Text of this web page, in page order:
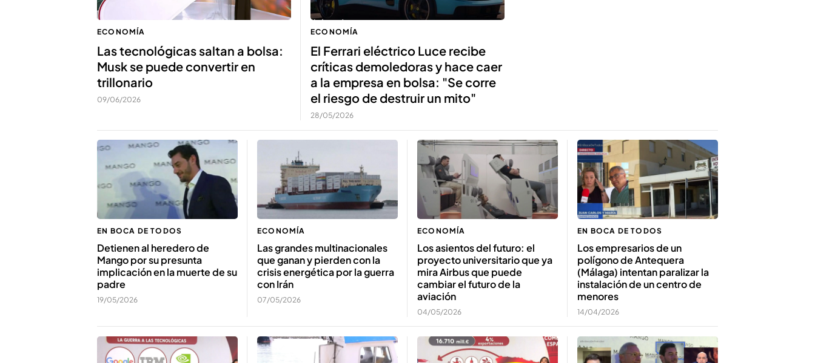
ECONOMÍA
Las tecnológicas saltan a bolsa:
Musk se puede convertir en
trillonario
09/06/2026
ECONOMÍA
El Ferrari eléctrico Luce recibe
críticas demoledoras y hace caer
a la empresa en bolsa: "Se corre
el riesgo de destruir un mito"
28/05/2026
EN BOCA DE TODOS
Detienen al heredero de
Mango por su presunta
implicación en la muerte de su
padre
19/05/2026
ECONOMÍA
Las grandes multinacionales
que ganan y pierden con la
crisis energética por la guerra
con Irán
07/05/2026
ECONOMÍA
Los asientos del futuro: el
proyecto universitario que ya
mira Airbus que puede
cambiar el futuro de la
aviación
04/05/2026
EN BOCA DE TODOS
Los empresarios de un
polígono de Antequera
(Málaga) intentan paralizar la
instalación de un centro de
menores
14/04/2026